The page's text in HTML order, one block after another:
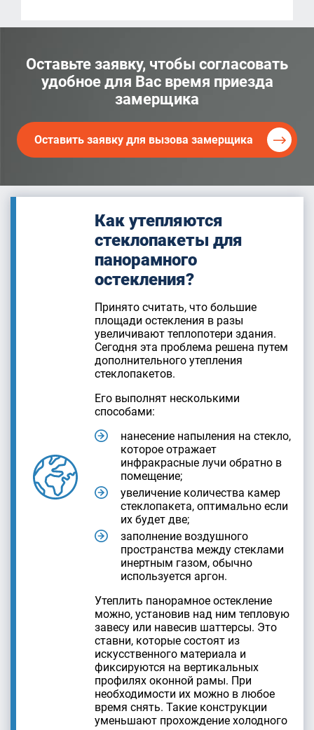
Оставьте заявку, чтобы согласовать
удобное для Вас время приезда
замерщика
Оставить заявку для вызова замерщика
Как утепляются
стеклопакеты для
панорамного
остекления?
Принято считать, что большие
площади остекления в разы
увеличивают теплопотери здания.
Сегодня эта проблема решена путем
дополнительного утепления
стеклопакетов.
Его выполнят несколькими
способами:
нанесение напыления на стекло,
которое отражает
инфракрасные лучи обратно в
помещение;
увеличение количества камер
стеклопакета, оптимально если
их будет две;
заполнение воздушного
пространства между стеклами
инертным газом, обычно
используется аргон.
Утеплить панорамное остекление
можно, установив над ним тепловую
завесу или навесив шаттерсы. Это
ставни, которые состоят из
искусственного материала и
фиксируются на вертикальных
профилях оконной рамы. При
необходимости их можно в любое
время снять. Такие конструкции
уменьшают прохождение холодного